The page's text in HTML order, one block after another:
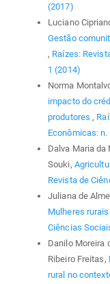
(2017)
Luciano
Gestão
, Raízes:
1 (2014)
Norma
impacto do
produtores ,
Econômicas: n.
Dalva Maria da
Souki,
Revista de
Juliana de
Mulheres
Ciências
Danilo Moreira
Ribeiro Freitas,
rural no